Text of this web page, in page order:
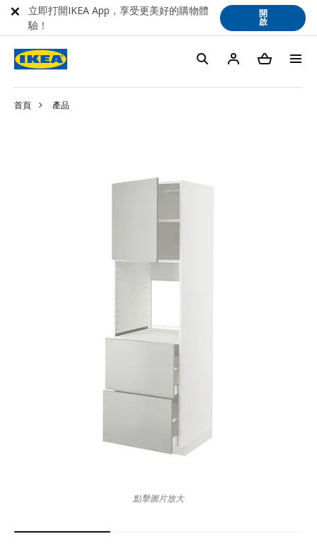
首頁 產品
點擊圖片放大
立即打開IKEA App，享受更美好的購物體
驗！
開
啟